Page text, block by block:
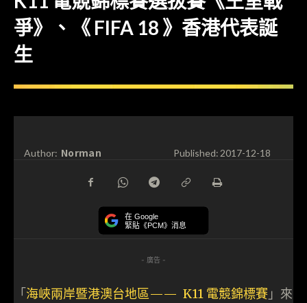
爭》、《 FIFA 18 》香港代表誕
生
Author: Norman Published:2017-12-18
在 Google
緊貼《PCM》消息
- 廣告 -
「海峽兩岸暨港澳台地區—— K11 電競錦標賽 」來